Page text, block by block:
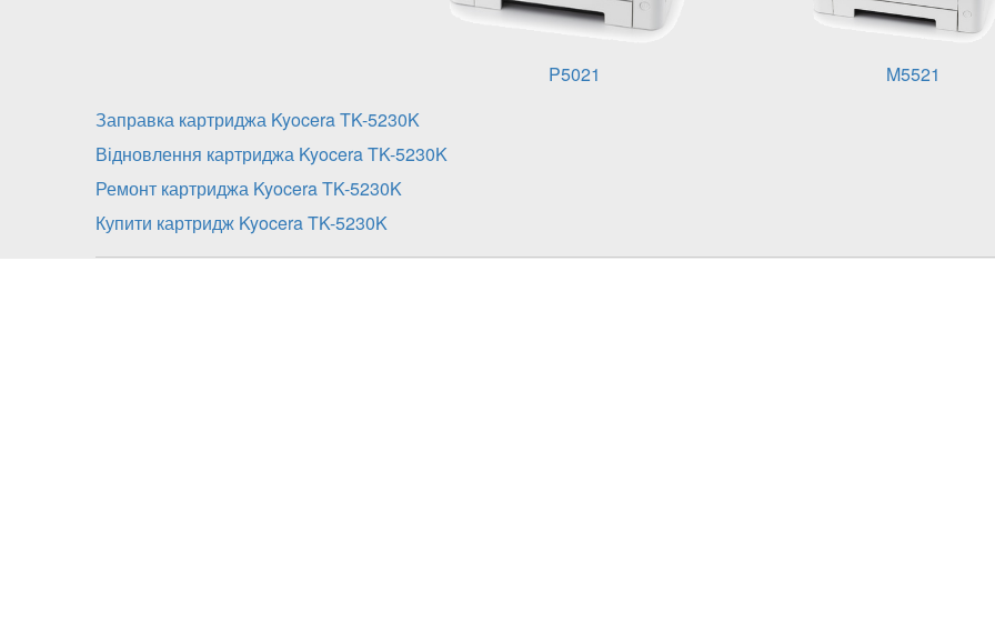
P5021
M5521
Заправка картриджа Kyocera TK-5230K
Відновлення картриджа Kyocera TK-5230K
Ремонт картриджа Kyocera TK-5230K
Купити картридж Kyocera TK-5230K